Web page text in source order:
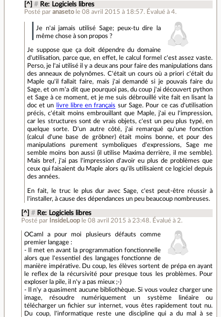
[^] # Re: Logiciels libres
Posté par anaseto le 08 avril 2015 à 18:57. Évalué à 4.
Je n'ai jamais utilisé Sage; peux-tu dire la
même chose à son propos ?
Je suppose que ça doit dépendre du domaine
d'utilisation, parce que, en effet, le calcul formel c'est assez vaste.
Perso, je l'ai utilisé il y a deux ans pour faire des manipulations dans
des anneaux de polynômes. C'était un cours où a priori c'était du
Maple qu'il fallait faire, mais j'ai demandé si je pouvais faire du
Sage, et on m'a dit que pourquoi pas, du coup j'ai découvert python
et Sage à ce moment, et je me suis débrouillé vite fait en lisant la
doc et un
livre libre en français sur Sage. Pour ce cas d'utilisation
précis, c'était moins embrouillant que Maple, j'ai eu l'impression,
car les structures sont de vrais objets, c'est un peu plus typé, en
quelque sorte. D'un autre côté, j'ai remarqué qu'une fonction
(calcul d'une base de gröbner) était moins bonne, et pour des
manipulations purement symboliques d'expressions, Sage me
semble moins bon aussi (il utilise Maxima derrière, il me semble).
Mais bref, j'ai pas l'impression d'avoir eu plus de problèmes que
ceux qui faisaient du Maple alors qu'ils utilisaient ce logiciel depuis
des années.
En fait, le truc le plus dur avec Sage, c'est peut-être réussir à
l'installer, à cause des dépendances un peu beaucoup nombreuses.
[^] # Re: Logiciels libres
Posté par InsideLoop le 08 avril 2015 à 23:48. Évalué à 2.
OCaml a pour moi plusieurs défauts comme
premier langage :
- Il met en avant la programmation fonctionnelle
alors que l'essentiel des langages fonctionne de
manière impérative. Du coup, les élèves sortent de prépa en ayant
le reflex de la récursivité pour presque tous les problèmes. Pour
exploser la pile, il n'y a pas mieux ;-)
- Il n'y a quasiment aucune bibliothèque. Si vous voulez charger une
image, résoudre numériquement un système linéaire ou
télécharger un fichier sur internet, vous êtes rapidement tout nu.
Du coup, l'informatique reste une discipline qui a du mal à se